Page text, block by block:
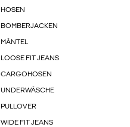
HOSEN
BOMBERJACKEN
MÄNTEL
LOOSE FIT JEANS
CARGOHOSEN
UNDERWÄSCHE
PULLOVER
WIDE FIT JEANS